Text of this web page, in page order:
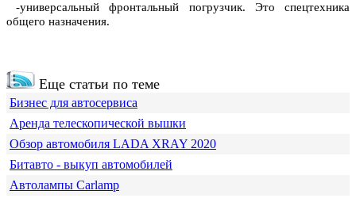
-универсальный фронтальный погрузчик. Это спецтехника
общего назначения.
Еще статьи по теме
Бизнес для автосервиса
Аренда телескопической вышки
Обзор автомобиля LADA XRAY 2020
Битавто - выкуп автомобилей
Автолампы Carlamp